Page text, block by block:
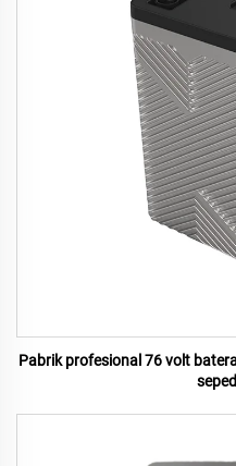
Pabrik profesional 76 volt